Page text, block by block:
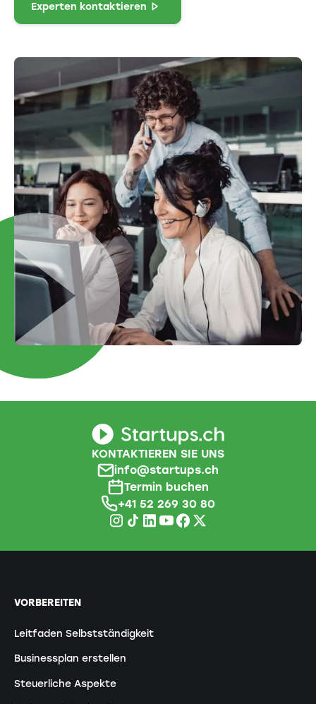
Experten kontaktieren
KONTAKTIEREN SIE UNS
info@startups.ch
Termin buchen
+41 52 269 30 80
VORBEREITEN
Leitfaden Selbstständigkeit
Businessplan erstellen
Steuerliche Aspekte